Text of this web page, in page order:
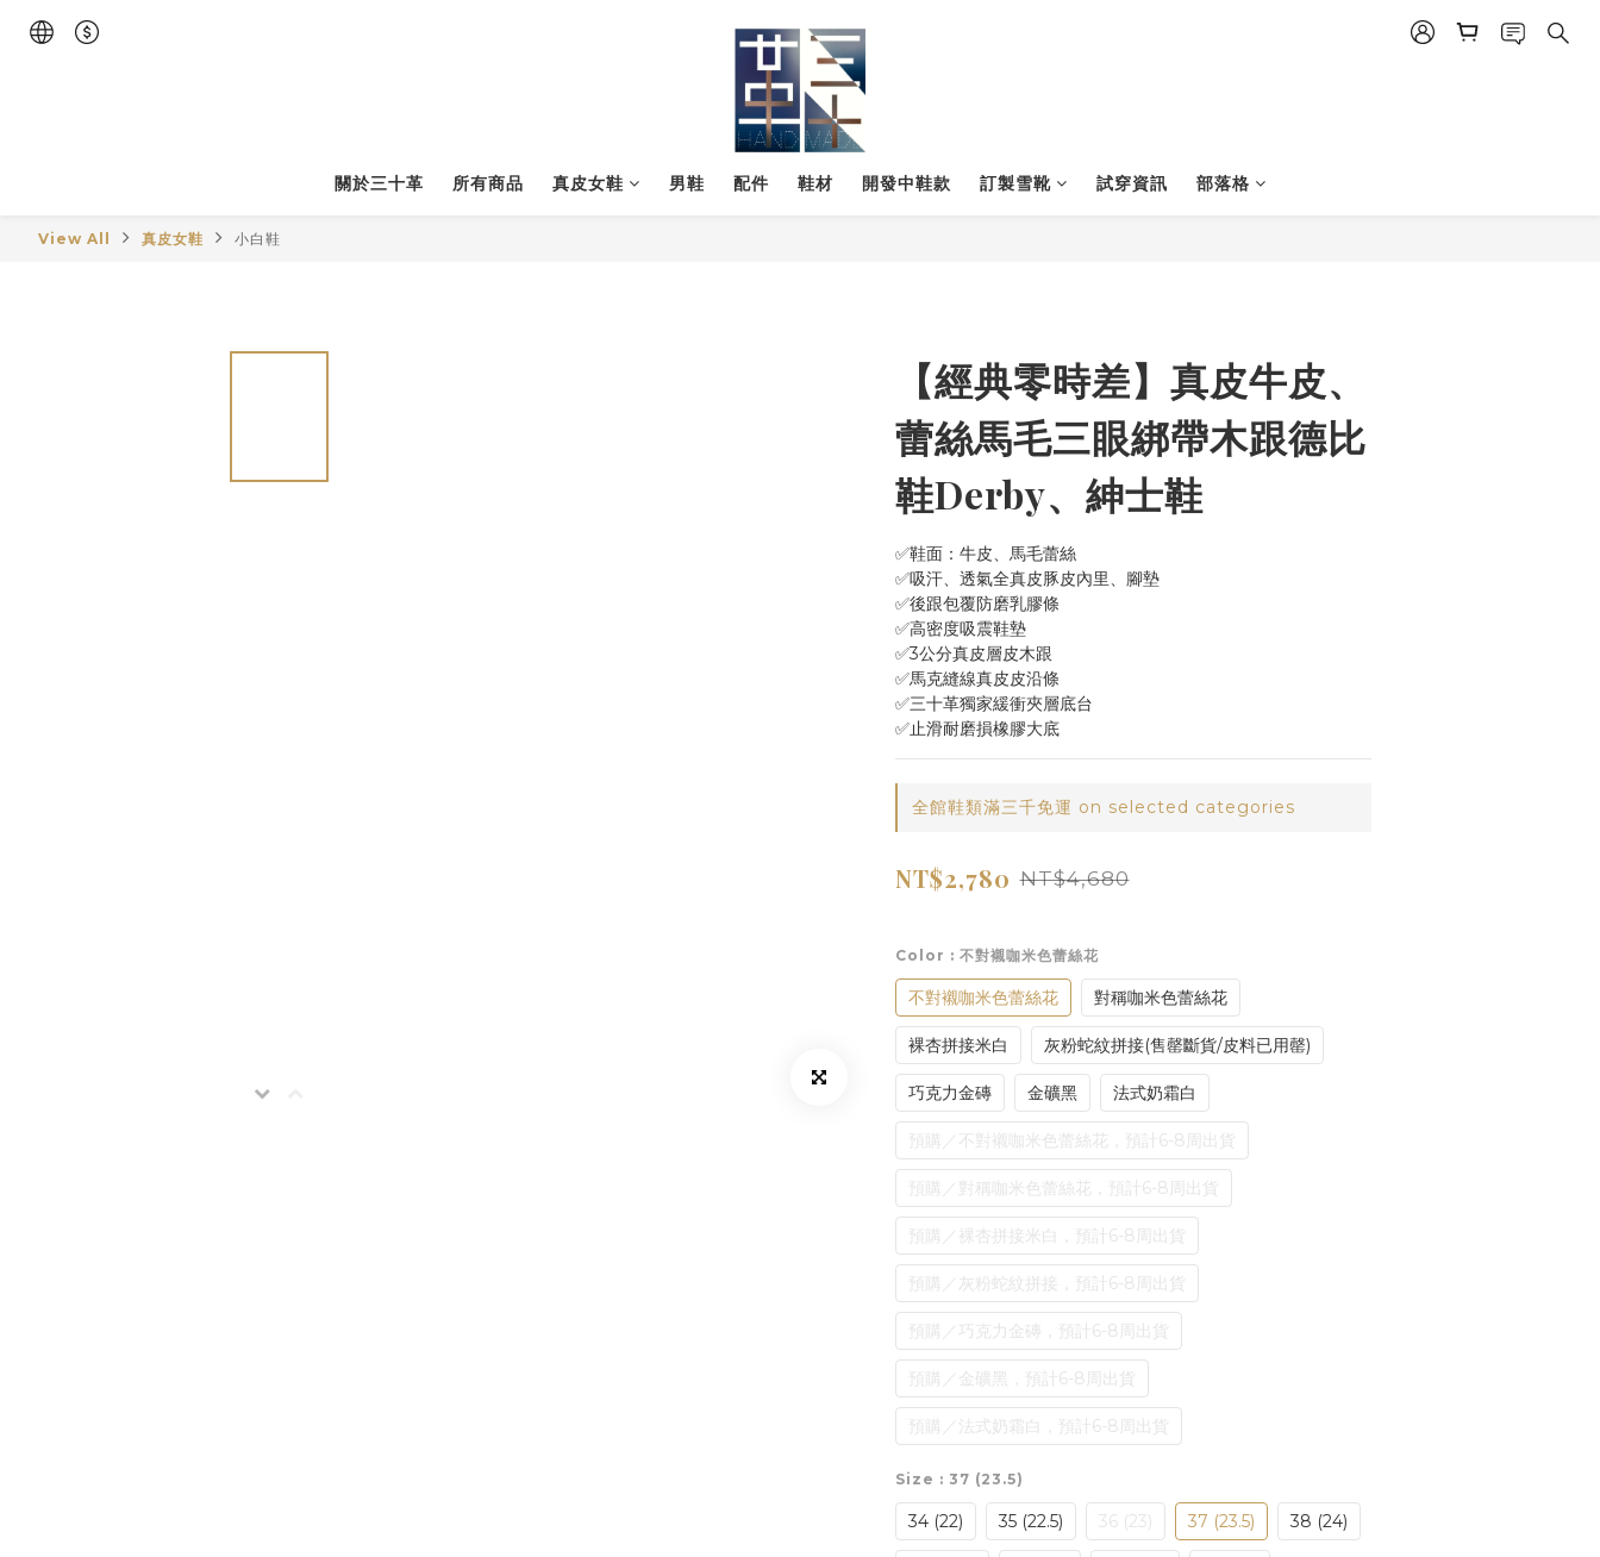
關於三十革 所有商品 真皮女鞋 男鞋 配件 鞋材 開發中鞋款 訂製雪靴 試穿資訊 部落格
View All 真皮女鞋 小白鞋
【經典零時差】真皮牛皮、
蕾絲馬毛三眼綁帶木跟德比
鞋Derby、紳士鞋
✅鞋面：牛皮、馬毛蕾絲
✅吸汗、透氣全真皮豚皮內里、腳墊
✅後跟包覆防磨乳膠條
✅高密度吸震鞋墊
✅3公分真皮層皮木跟
✅馬克縫線真皮皮沿條
✅三十革獨家緩衝夾層底台
✅止滑耐磨損橡膠大底
全館鞋類滿三千免運 on selected categories
NT$2,780 NT$4,680
Color : 不對襯咖米色蕾絲花
不對襯咖米色蕾絲花 對稱咖米色蕾絲花
裸杏拼接米白 灰粉蛇紋拼接(售罄斷貨/皮料已用罄)
巧克力金磚 金礦黑 法式奶霜白
預購／不對襯咖米色蕾絲花，預計6-8周出貨
預購／對稱咖米色蕾絲花，預計6-8周出貨
預購／裸杏拼接米白，預計6-8周出貨
預購／灰粉蛇紋拼接，預計6-8周出貨
預購／巧克力金磚，預計6-8周出貨
預購／金礦黑，預計6-8周出貨
預購／法式奶霜白，預計6-8周出貨
Size : 37 (23.5)
34 (22) 35 (22.5) 36 (23) 37 (23.5) 38 (24)